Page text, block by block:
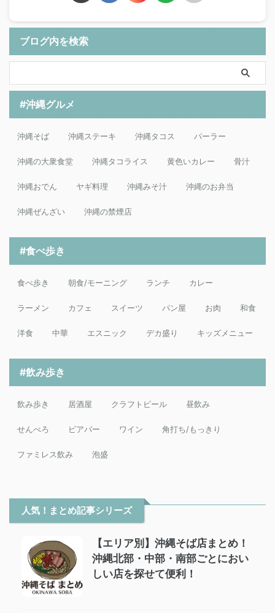
ブログ内を検索
#沖縄グルメ
沖縄そば 沖縄ステーキ 沖縄タコス パーラー
沖縄の大衆食堂 沖縄タコライス 黄色いカレー 骨汁
沖縄おでん ヤギ料理 沖縄みそ汁 沖縄のお弁当
沖縄ぜんざい 沖縄の禁煙店
#食べ歩き
食べ歩き 朝食/モーニング ランチ カレー
ラーメン カフェ スイーツ パン屋 お肉 和食
洋食 中華 エスニック デカ盛り キッズメニュー
#飲み歩き
飲み歩き 居酒屋 クラフトビール 昼飲み
せんべろ ビアバー ワイン 角打ち/もっきり
ファミレス飲み 泡盛
人気！まとめ記事シリーズ
【エリア別】沖縄そば店まとめ！
沖縄北部・中部・南部ごとにおい
しい店を探せて便利！